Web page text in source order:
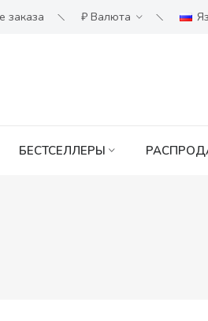
заказа ₽ Валюта
БЕСТСЕЛЛЕРЫ